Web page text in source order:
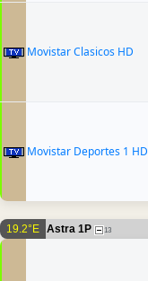
Movistar Clasicos HD
Movistar Deportes 1 HD
19.2°E Astra 1P 13